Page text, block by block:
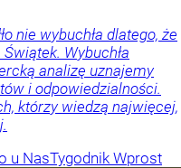
nie wybuchła dlatego, że
Wybuchła
analizę uznajemy
i odpowiedzialności.
którzy wiedzą najwięcej,
u NasTygodnik Wprost